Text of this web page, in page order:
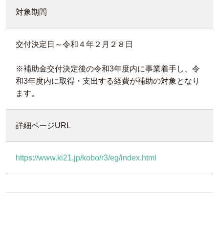
対象期間
交付決定日～令和４年２月２８日
※補助金交付決定後の令和3年度内に事業着手し、令
和3年度内に取得・支出する経費が補助の対象となり
ます。
詳細ページURL
https://www.ki21.jp/kobo/r3/eg/index.html